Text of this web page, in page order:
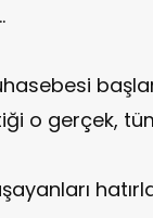
o gerçek,